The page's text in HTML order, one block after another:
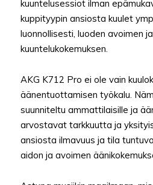
kuuntelusessiot ilman
kuppityypin ansiosta kuulet
luonnollisesti, luoden avoimen
kuuntelukokemuksen.
AKG K712 Pro ei ole vain
äänentuottamisen työkalu.
suunniteltu ammattilaisille ja
arvostavat tarkkuutta ja
ansiosta ilmavuus ja tila
aidon ja avoimen